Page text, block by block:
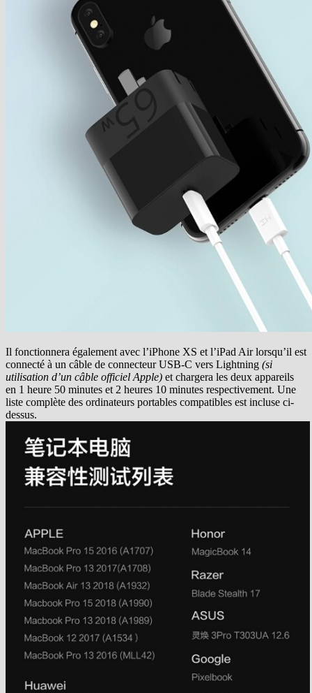
Il fonctionnera également avec l’iPhone XS et l’iPad Air lorsqu’il est
connecté à un câble de connecteur USB-C vers Lightning (si
utilisation d’un câble officiel Apple) et chargera les deux appareils
en 1 heure 50 minutes et 2 heures 10 minutes respectivement. Une
liste complète des ordinateurs portables compatibles est incluse ci-
dessus.